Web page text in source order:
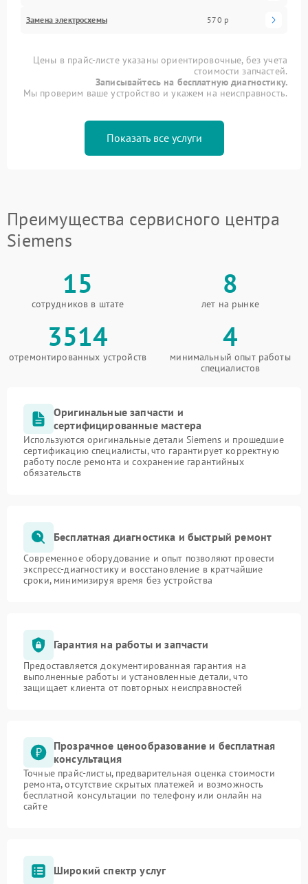
Замена электросхемы 570 р
Цены в прайс-листе указаны ориентировочные, без учета
стоимости запчастей.
Записывайтесь на бесплатную диагностику.
Мы проверим ваше устройство и укажем на неисправность.
Показать все услуги
Преимущества сервисного центра
Siemens
15
сотрудников в штате
8
лет на рынке
3514
отремонтированных устройств
4
минимальный опыт работы
специалистов
Оригинальные запчасти и
сертифицированные мастера
Используются оригинальные детали Siemens и прошедшие
сертификацию специалисты, что гарантирует корректную
работу после ремонта и сохранение гарантийных
обязательств
Бесплатная диагностика и быстрый ремонт
Современное оборудование и опыт позволяют провести
экспресс-диагностику и восстановление в кратчайшие
сроки, минимизируя время без устройства
Гарантия на работы и запчасти
Предоставляется документированная гарантия на
выполненные работы и установленные детали, что
защищает клиента от повторных неисправностей
Прозрачное ценообразование и бесплатная
консультация
Точные прайс-листы, предварительная оценка стоимости
ремонта, отсутствие скрытых платежей и возможность
бесплатной консультации по телефону или онлайн на
сайте
Широкий спектр услуг